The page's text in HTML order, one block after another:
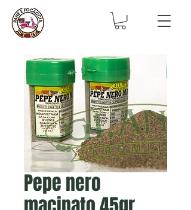
Pepe nero